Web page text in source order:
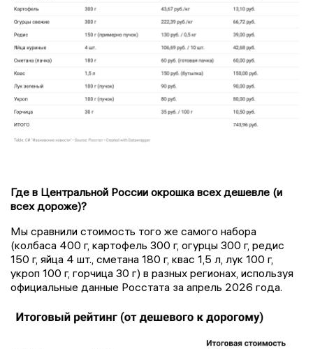
Где в Центральной России окрошка всех дешевле (и
всех дороже)?
Мы сравнили стоимость того же самого набора
(колбаса 400 г, картофель 300 г, огурцы 300 г, редис
150 г, яйца 4 шт., сметана 180 г, квас 1,5 л, лук 100 г,
укроп 100 г, горчица 30 г) в разных регионах, используя
официальные данные Росстата за апрель 2026 года.